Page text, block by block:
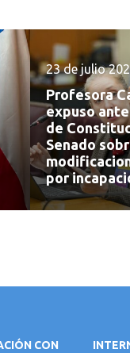
23 de julio
Profesora
expuso
de
Senado
por
CON